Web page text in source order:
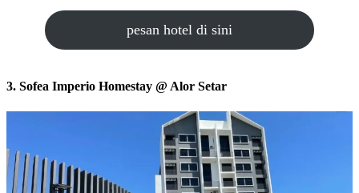
pesan hotel di sini
3. Sofea Imperio Homestay @ Alor Setar